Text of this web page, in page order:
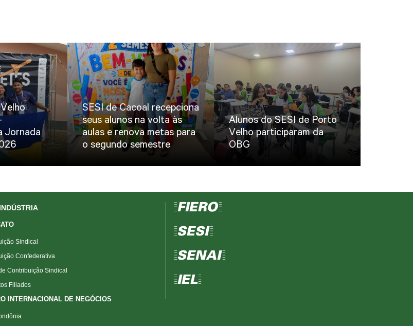
Jornada
SESI de Cacoal recepciona
seus alunos na volta às
aulas e renova metas para
o segundo semestre
Alunos do SESI de Porto
Velho participaram da
OBG
Sindical
Confederativa
Contribuição Sindical
Filiados
INTERNACIONAL DE NEGÓCIOS
=FIERO=
=SESI=
=SENAI=
=IEL=